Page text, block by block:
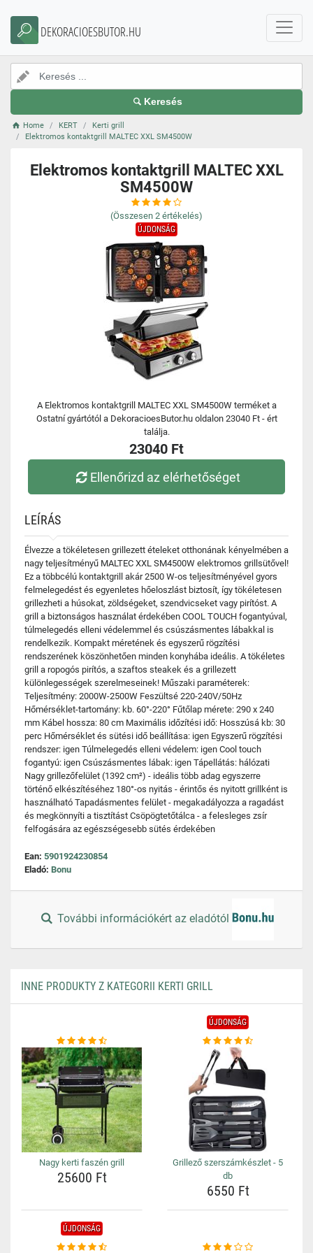
DEKORACIOESBUTOR.HU
Keresés
Home KERT
Kerti grill
Elektromos kontaktgrill MALTEC XXL SM4500W
Elektromos kontaktgrill MALTEC XXL
SM4500W
(Összesen 2 értékelés)
ÚJDONSÁG
A Elektromos kontaktgrill MALTEC XXL SM4500W terméket a
Ostatní gyártótól a DekoracioesButor.hu oldalon 23040 Ft - ért
találja.
23040 Ft
Ellenőrizd az elérhetőséget
LEÍRÁS
Élvezze a tökéletesen grillezett ételeket otthonának kényelmében a
nagy teljesítményű MALTEC XXL SM4500W elektromos grillsütővel!
Ez a többcélú kontaktgrill akár 2500 W-os teljesítményével gyors
felmelegedést és egyenletes hőeloszlást biztosít, így tökéletesen
grillezheti a húsokat, zöldségeket, szendvicseket vagy pirítóst. A
grill a biztonságos használat érdekében COOL TOUCH fogantyúval,
túlmelegedés elleni védelemmel és csúszásmentes lábakkal is
rendelkezik. Kompakt méretének és egyszerű rögzítési
rendszerének köszönhetően minden konyhába ideális. A tökéletes
grill a ropogós pirítós, a szaftos steakek és a grillezett
különlegességek szerelmeseinek! Műszaki paraméterek:
Teljesítmény: 2000W-2500W Feszültsé 220-240V/50Hz
Hőmérséklet-tartomány: kb. 60°-220° Fűtőlap mérete: 290 x 240
mm Kábel hossza: 80 cm Maximális időzítési idő: Hosszúsá kb: 30
perc Hőmérséklet és sütési idő beállítása: igen Egyszerű rögzítési
rendszer: igen Túlmelegedés elleni védelem: igen Cool touch
fogantyú: igen Csúszásmentes lábak: igen Tápellátás: hálózati
Nagy grillezőfelület (1392 cm²) - ideális több adag egyszerre
történő elkészítéséhez 180°-os nyitás - érintős és nyitott grillként is
használható Tapadásmentes felület - megakadályozza a ragadást
és megkönnyíti a tisztítást Csöpögtetőtálca - a felesleges zsír
felfogására az egészségesebb sütés érdekében
Ean: 5901924230854
Eladó: Bonu
További információkért az eladótól
INNE PRODUKTY Z KATEGORII KERTI GRILL
Nagy kerti faszén grill
25600 Ft
ÚJDONSÁG
Grillező szerszámkészlet - 5
db
6550 Ft
ÚJDONSÁG